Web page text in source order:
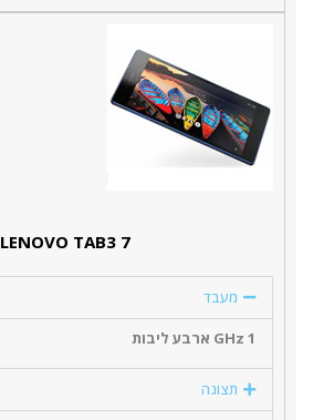
LENOVO TAB3 7
מעבד
1 GHz ארבע ליבות
תצוגה